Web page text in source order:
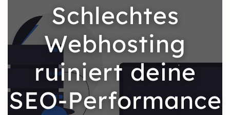
Schlechtes
Webhosting
ruiniert deine
SEO-Performance